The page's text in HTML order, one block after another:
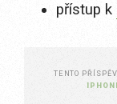
přístup k
TENTO